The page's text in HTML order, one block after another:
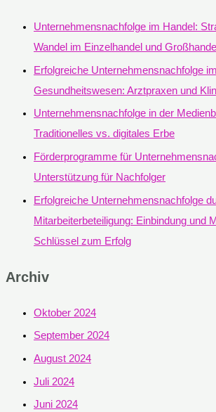
Unternehmensnachfolge im Handel:
Wandel im Einzelhandel und Großhandel
Erfolgreiche Unternehmensnachfolge im
Gesundheitswesen: Arztpraxen und
Unternehmensnachfolge in der
Traditionelles vs. digitales Erbe
Förderprogramme für
Unterstützung für Nachfolger
Erfolgreiche Unternehmensnachfolge
Mitarbeiterbeteiligung: Einbindung und
Schlüssel zum Erfolg
Archiv
Oktober 2024
September 2024
August 2024
Juli 2024
Juni 2024